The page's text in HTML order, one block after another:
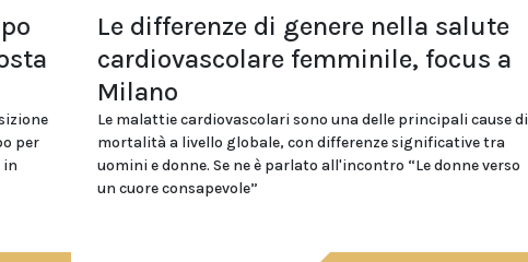
per
in
Le differenze di genere nella salute
cardiovascolare femminile, focus a
Milano
Le malattie cardiovascolari sono una delle principali cause di
mortalità a livello globale, con differenze significative tra
uomini e donne. Se ne è parlato all'incontro “Le donne verso
un cuore consapevole”